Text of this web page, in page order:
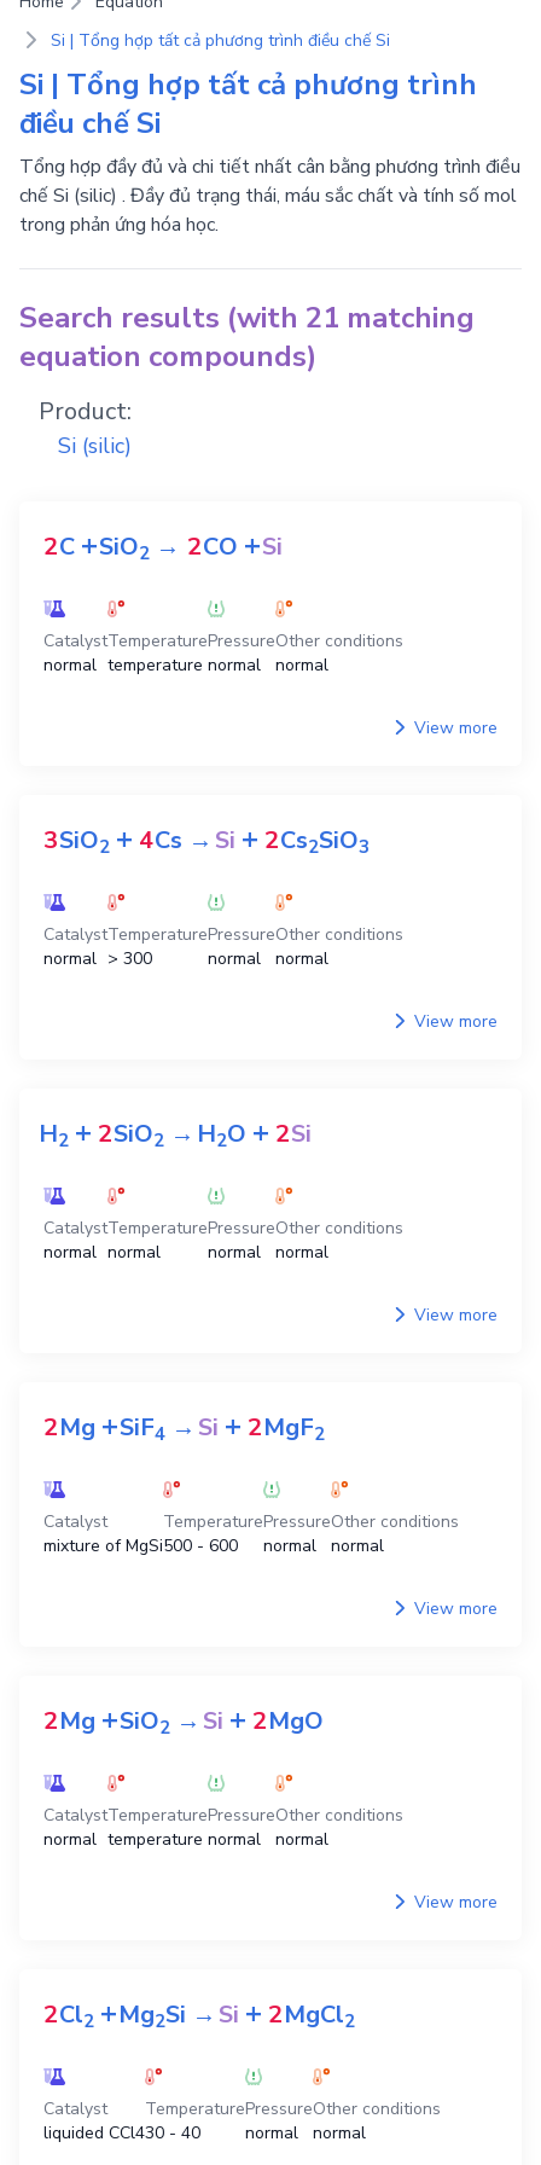
Si | Tổng hợp tất cả phương trình điều chế Si
Si | Tổng hợp tất cả phương trình
điều chế Si
Tổng hợp đầy đủ và chi tiết nhất cân bằng phương trình điều
chế Si (silic) . Đầy đủ trạng thái, máu sắc chất và tính số mol
trong phản ứng hóa học.
Search results (with 21 matching
equation compounds)
Product:
Si (silic)
2C +SiO2 → 2CO +Si
Catalyst
normal
Temperature
temperature
Pressure
normal
Other conditions
normal
View more
3SiO2 + 4Cs →Si + 2Cs2SiO3
Catalyst
normal
Temperature
> 300
Pressure
normal
Other conditions
normal
View more
H2 + 2SiO2 →H2O + 2Si
Catalyst
normal
Temperature
normal
Pressure
normal
Other conditions
normal
View more
2Mg +SiF4 →Si + 2MgF2
Catalyst
mixture of MgSi
Temperature
500 - 600
Pressure
normal
Other conditions
normal
View more
2Mg +SiO2 →Si + 2MgO
Catalyst
normal
Temperature
temperature
Pressure
normal
Other conditions
normal
View more
2Cl2 +Mg2Si →Si + 2MgCl2
Catalyst
liquided CCl4
Temperature
30 - 40
Pressure
normal
Other conditions
normal